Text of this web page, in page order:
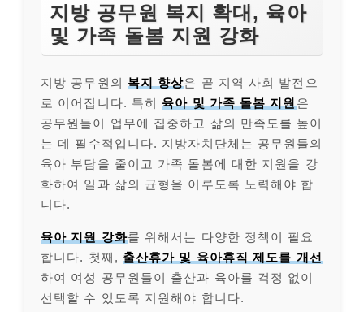
지방 공무원 복지 확대, 육아
및 가족 돌봄 지원 강화
지방 공무원의 복지 향상은 곧 지역 사회 발전으
로 이어집니다. 특히 육아 및 가족 돌봄 지원 은
공무원들이 업무에 집중하고 삶의 만족도를 높이
는 데 필수적입니다. 지방자치단체는 공무원들의
육아 부담을 줄이고 가족 돌봄에 대한 지원을 강
화하여 일과 삶의 균형을 이루도록 노력해야 합
니다.
육아 지원 강화를 위해서는 다양한 정책이 필요
합니다. 첫째, 출산휴가 및 육아휴직 제도를 개선
하여 여성 공무원들이 출산과 육아를 걱정 없이
선택할 수 있도록 지원해야 합니다.